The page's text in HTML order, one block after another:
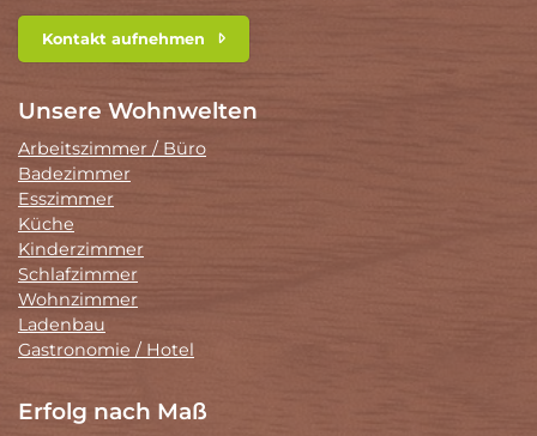
Kontakt aufnehmen
Unsere Wohnwelten
Arbeitszimmer / Büro
Badezimmer
Esszimmer
Küche
Kinderzimmer
Schlafzimmer
Wohnzimmer
Ladenbau
Gastronomie / Hotel
Erfolg nach Maß